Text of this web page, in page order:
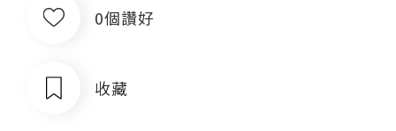
0個讚好
收藏